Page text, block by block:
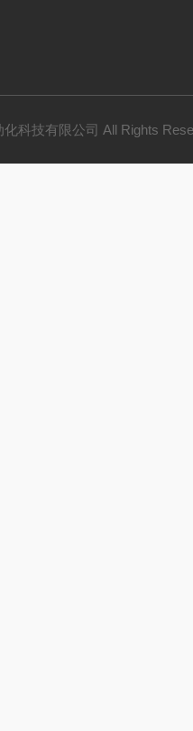
化科技有限公司 All Rights